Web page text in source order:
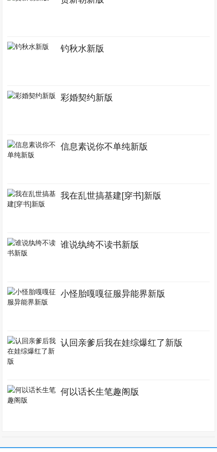
钓秋水新版
彩婚契约新版
信息素说你不单纯新版
我在乱世搞基建[穿书]新版
谁说纨绔不读书新版
小怪胎嘎嘎征服异能界新版
认回亲爹后我在娃综爆红了新版
何以话长生笔趣阁版